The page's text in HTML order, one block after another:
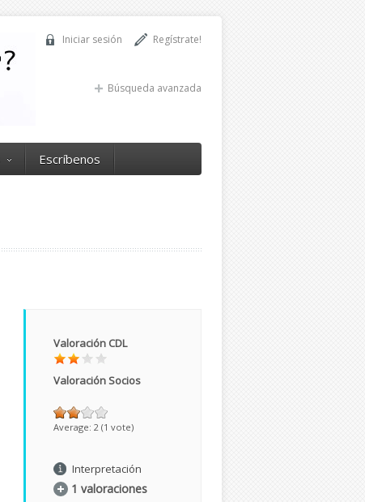
Regístrate!
Iniciar sesión
Búsqueda avanzada
Escríbenos
Valoración CDL
Valoración Socios
Average: 2 (1 vote)
Interpretación
1 valoraciones